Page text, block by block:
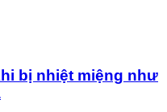
bị nhiệt miệng như